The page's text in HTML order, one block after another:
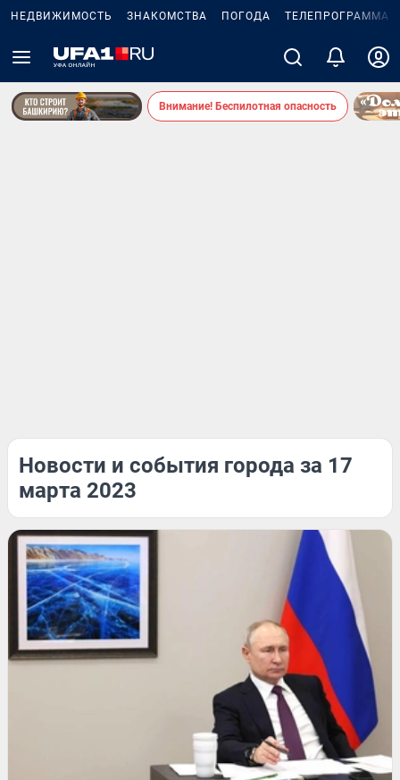
НЕДВИЖИМОСТЬ ЗНАКОМСТВА ПОГОДА ТЕЛЕПРОГРАММА
Внимание! Беспилотная опасность
Новости и события города за 17
марта 2023